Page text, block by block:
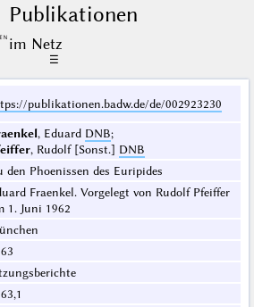
Publikationen
im Netz
☰
publikationen.badw.de/de/002923230
, Eduard DNB;
, Rudolf [Sonst.] DNB
den Phoenissen des Euripides
Fraenkel. Vorgelegt von Rudolf Pfeiffer
1. Juni 1962